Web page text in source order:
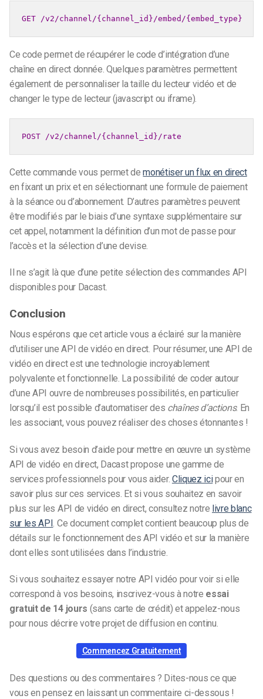
GET /v2/channel/{channel_id}/embed/{embed_type}
Ce code permet de récupérer le code d’intégration d’une
chaîne en direct donnée. Quelques paramètres permettent
également de personnaliser la taille du lecteur vidéo et de
changer le type de lecteur (javascript ou iframe).
POST /v2/channel/{channel_id}/rate
Cette commande vous permet demonétiser un flux en direct
en fixant un prix et en sélectionnant une formule de paiement
à la séance ou d’abonnement. D’autres paramètres peuvent
être modifiés par le biais d’une syntaxe supplémentaire sur
cet appel, notamment la définition d’un mot de passe pour
l’accès et la sélection d’une devise.
Il ne s’agit là que d’une petite sélection des commandes API
disponibles pour Dacast.
Conclusion
Nous espérons que cet article vous a éclairé sur la manière
d’utiliser une API de vidéo en direct. Pour résumer, une API de
vidéo en direct est une technologie incroyablement
polyvalente et fonctionnelle. La possibilité de coder autour
d’une API ouvre de nombreuses possibilités, en particulier
lorsqu’il est possible d’automatiser des chaînes d’actions. En
les associant, vous pouvez réaliser des choses étonnantes !
Si vous avez besoin d’aide pour mettre en œuvre un système
API de vidéo en direct, Dacast propose une gamme de
services professionnels pour vous aider. Cliquez icipour en
savoir plus sur ces services. Et si vous souhaitez en savoir
plus sur les API de vidéo en direct, consultez notre livre blanc
sur les API . Ce document complet contient beaucoup plus de
détails sur le fonctionnement des API vidéo et sur la manière
dont elles sont utilisées dans l’industrie.
Si vous souhaitez essayer notre API vidéo pour voir si elle
correspond à vos besoins, inscrivez-vous à notre essai
gratuit de 14 jours (sans carte de crédit) et appelez-nous
pour nous décrire votre projet de diffusion en continu.
Commencez Gratuitement
Des questions ou des commentaires ? Dites-nous ce que
vous en pensez en laissant un commentaire ci-dessous !